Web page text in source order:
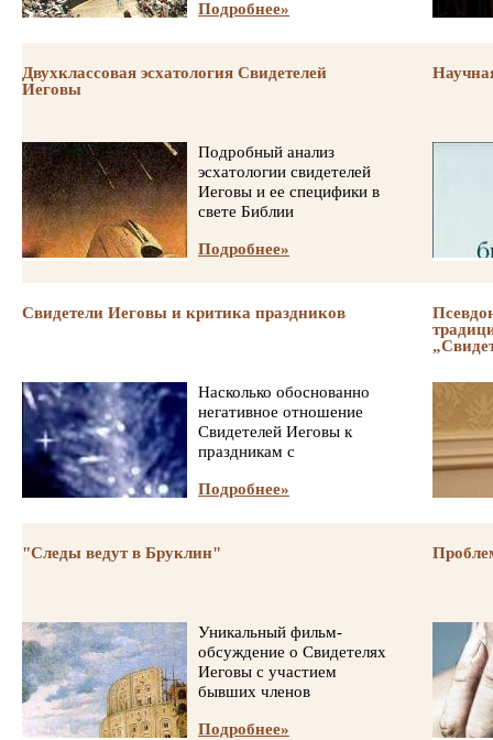
Подробнее»
Двухклассовая эсхатология Свидетелей
Иеговы
Подробный анализ
эсхатологии свидетелей
Иеговы и ее специфики в
свете Библии
Подробнее»
Свидетели Иеговы и критика праздников
Насколько обоснованно
негативное отношение
Свидетелей Иеговы к
праздникам с
Подробнее»
"Следы ведут в Бруклин"
Уникальный фильм-
обсуждение о Свидетелях
Иеговы с участием
бывших членов
Подробнее»